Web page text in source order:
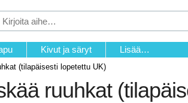
Kivut ja säryt Lisää…
(tilapäisesti lopetettu UK)
ruuhkat